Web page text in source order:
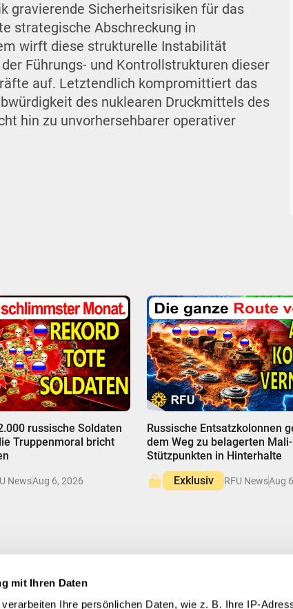
mit Ihren Daten
verarbeiten Ihre persönlichen Daten, wie z. B. Ihre IP-
gravierende Sicherheitsrisiken für das
strategische Abschreckung in
wirft diese strukturelle Instabilität
Führungs- und Kontrollstrukturen dieser
auf. Letztendlich kompromittiert das
des nuklearen Druckmittels des
hin zu unvorhersehbarer operativer
russische Soldaten
Truppenmoral bricht
NewsAug 6, 2026
Russische Entsatzkolonnen
dem Weg zu belagerten Mali-
Stützpunkten in Hinterhalte
Exklusiv
RFU NewsAug